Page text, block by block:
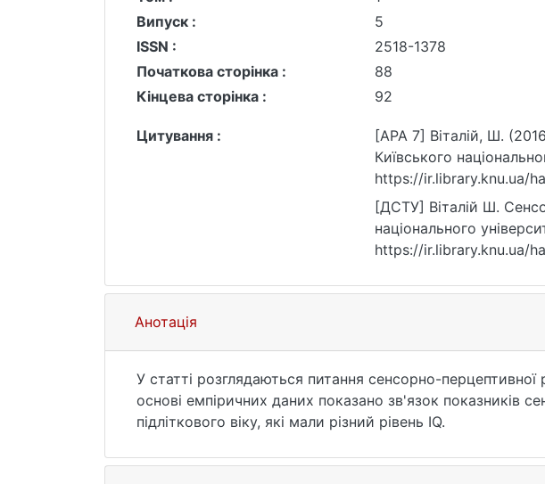
Випуск :
5
ISSN :
2518-1378
Початкова сторінка :
88
Кінцева сторінка :
92
Цитування :
[APA 7] Віталій, Ш.
Київського
https://ir.library.knu.ua/
[ДСТУ] Віталій Ш.
національного
https://ir.library.knu.ua/
Анотація
У статті розглядаються питання сенсорно-
основі емпіричних даних показано зв'язок показників
підліткового віку, які мали різний рівень IQ.